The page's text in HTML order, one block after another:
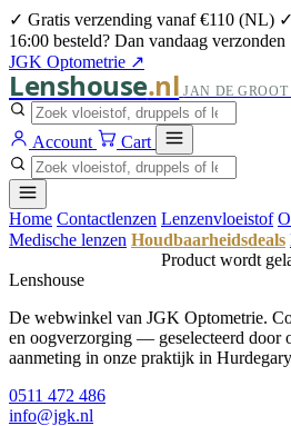
✓ Gratis verzending vanaf €110 (NL)
16:00 besteld? Dan vandaag verzonden
JGK Optometrie ↗
Lenshouse.nl JAN DE
Account Cart
Home Contactlenzen Lenzenvloeistof
Medische lenzen Houdbaarheidsdeals
Product wordt
Lenshouse
De webwinkel van JGK Optometrie.
en oogverzorging — geselecteerd door
aanmeting in onze praktijk in
0511 472 486
info@jgk.nl